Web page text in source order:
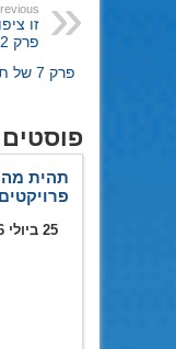
זו
פרק 12- הארגון האסטרונומי בלוודיאר
25 ביולי 2026